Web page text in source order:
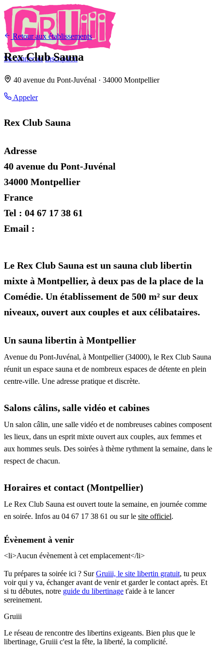
Se connecter Inscription
Retour aux établissements
Rex Club Sauna
40 avenue du Pont-Juvénal · 34000 Montpellier
Appeler
Rex Club Sauna
Adresse
40 avenue du Pont-Juvénal
34000 Montpellier
France
Tel : 04 67 17 38 61
Email :
Le Rex Club Sauna est un sauna club libertin
mixte à Montpellier, à deux pas de la place de la
Comédie. Un établissement de 500 m² sur deux
niveaux, ouvert aux couples et aux célibataires.
Un sauna libertin à Montpellier
Avenue du Pont-Juvénal, à Montpellier (34000), le Rex Club Sauna
réunit un espace sauna et de nombreux espaces de détente en plein
centre-ville. Une adresse pratique et discrète.
Salons câlins, salle vidéo et cabines
Un salon câlin, une salle vidéo et de nombreuses cabines composent
les lieux, dans un esprit mixte ouvert aux couples, aux femmes et
aux hommes seuls. Des soirées à thème rythment la semaine, dans le
respect de chacun.
Horaires et contact (Montpellier)
Le Rex Club Sauna est ouvert toute la semaine, en journée comme
en soirée. Infos au 04 67 17 38 61 ou sur le site officiel.
Évènement à venir
<li>Aucun évènement à cet emplacement</li>
Tu prépares ta soirée ici ? SurGruiii, le site libertin gratuit, tu peux
voir qui y va, échanger avant de venir et garder le contact après. Et
si tu débutes, notre guide du libertinage t'aide à te lancer
sereinement.
Gruiii
Le réseau de rencontre des libertins exigeants. Bien plus que le
libertinage, Gruiii c'est la fête, la liberté, la complicité.